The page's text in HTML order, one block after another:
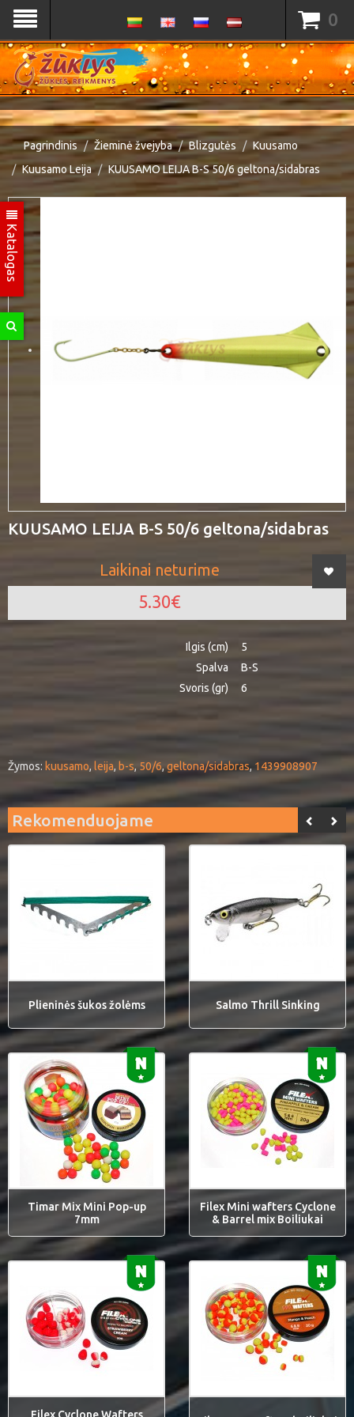
Katalogas
0
Pagrindinis Žieminė žvejyba Blizgutės
Kuusamo
Kuusamo Leija
KUUSAMO LEIJA B-S 50/6 geltona/sidabras
KUUSAMO LEIJA B-S 50/6 geltona/sidabras
Laikinai neturime
5.30€
Ilgis (cm)
5
Spalva
B-S
Svoris (gr)
6
Žymos: kuusamo, leija, b-s, 50/6, geltona/sidabras, 1439908907
Rekomenduojame
Plieninės šukos žolėms Salmo Thrill Sinking
Timar Mix Mini Pop-up
7mm
Filex Mini wafters Cyclone
& Barrel mix Boiliukai
Filex Cyclone Wafters